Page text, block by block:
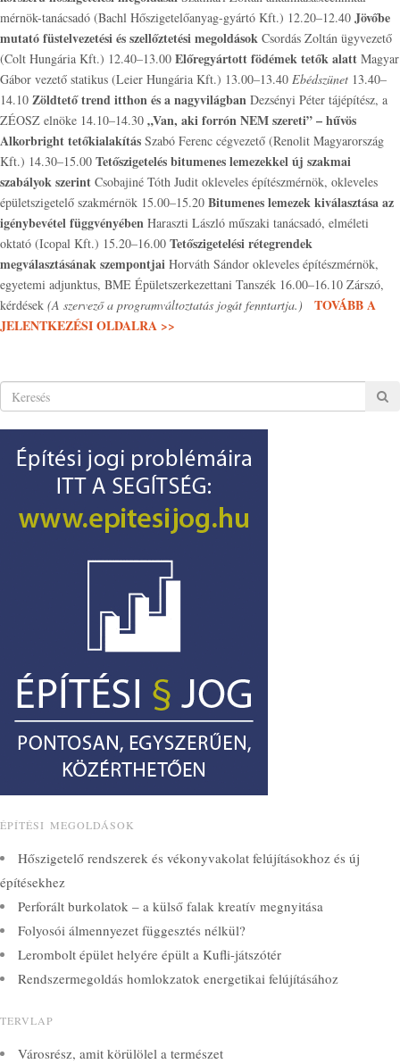
mérnök-tanácsadó (Bachl Hőszigetelőanyag-gyártó Kft.) 12.20–12.40 Jövőbe
mutató füstelvezetési és szellőztetési megoldások Csordás Zoltán ügyvezető
(Colt Hungária Kft.) 12.40–13.00 Előregyártott födémek tetők alatt Magyar
Gábor vezető statikus (Leier Hungária Kft.) 13.00–13.40 Ebédszünet 13.40–
14.10 Zöldtető trend itthon és a nagyvilágban Dezsényi Péter tájépítész, a
ZÉOSZ elnöke 14.10–14.30 „Van, aki forrón NEM szereti” – hűvös
Alkorbright tetőkialakítás Szabó Ferenc cégvezető (Renolit Magyarország
Kft.) 14.30–15.00 Tetőszigetelés bitumenes lemezekkel új szakmai
szabályok szerint Csobajiné Tóth Judit okleveles építészmérnök, okleveles
épületszigetelő szakmérnök 15.00–15.20 Bitumenes lemezek kiválasztása az
igénybevétel függvényében Haraszti László műszaki tanácsadó, elméleti
oktató (Icopal Kft.) 15.20–16.00 Tetőszigetelési rétegrendek
megválasztásának szempontjai Horváth Sándor okleveles építészmérnök,
egyetemi adjunktus, BME Épületszerkezettani Tanszék 16.00–16.10 Zárszó,
kérdések (A szervező a programváltoztatás jogát fenntartja.)
TOVÁBB A
JELENTKEZÉSI OLDALRA >>
ÉPÍTÉSI MEGOLDÁSOK
Hőszigetelő rendszerek és vékonyvakolat felújításokhoz és új
építésekhez
Perforált burkolatok – a külső falak kreatív megnyitása
Folyosói álmennyezet függesztés nélkül?
Lerombolt épület helyére épült a Kufli-játszótér
Rendszermegoldás homlokzatok energetikai felújításához
TERVLAP
Városrész, amit körülölel a természet